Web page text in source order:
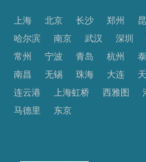
上海 北京 长沙 郑州
哈尔滨
南京 武汉 深圳
常州
宁波 青岛 杭州
南昌
无锡 珠海 大连
连云港
上海虹桥 西雅图
马德里
东京